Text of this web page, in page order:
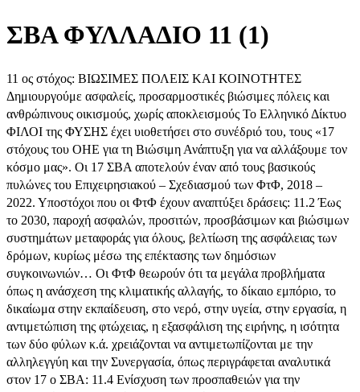
ΣΒΑ ΦΥΛΛΑΔΙΟ 11 (1)
11 ος στόχος: ΒΙΩΣΙΜΕΣ ΠΟΛΕΙΣ ΚΑΙ ΚΟΙΝΟΤΗΤΕΣ
Δημιουργούμε ασφαλείς, προσαρμοστικές βιώσιμες πόλεις και
ανθρώπινους οικισμούς, χωρίς αποκλεισμούς Το Ελληνικό Δίκτυο
ΦΙΛΟΙ της ΦΥΣΗΣ έχει υιοθετήσει στο συνέδριό του, τους «17
στόχους του ΟΗΕ για τη Βιώσιμη Ανάπτυξη για να αλλάξουμε τον
κόσμο μας». Οι 17 ΣΒΑ αποτελούν έναν από τους βασικούς
πυλώνες του Επιχειρησιακού – Σχεδιασμού των ΦτΦ, 2018 –
2022. Υποστόχοι που οι ΦτΦ έχουν αναπτύξει δράσεις: 11.2 Έως
το 2030, παροχή ασφαλών, προσιτών, προσβάσιμων και βιώσιμων
συστημάτων μεταφοράς για όλους, βελτίωση της ασφάλειας των
δρόμων, κυρίως μέσω της επέκτασης των δημόσιων
συγκοινωνιών… Οι ΦτΦ θεωρούν ότι τα μεγάλα προβλήματα
όπως η ανάσχεση της κλιματικής αλλαγής, το δίκαιο εμπόριο, το
δικαίωμα στην εκπαίδευση, στο νερό, στην υγεία, στην εργασία, η
αντιμετώπιση της φτώχειας, η εξασφάλιση της ειρήνης, η ισότητα
των δύο φύλων κ.ά. χρειάζονται να αντιμετωπίζονται με την
αλληλεγγύη και την Συνεργασία, όπως περιγράφεται αναλυτικά
στον 17 ο ΣΒΑ: 11.4 Ενίσχυση των προσπαθειών για την